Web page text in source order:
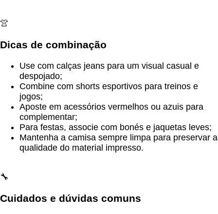
👚
Dicas de combinação
Use com calças jeans para um visual casual e
despojado;
Combine com shorts esportivos para treinos e
jogos;
Aposte em acessórios vermelhos ou azuis para
complementar;
Para festas, associe com bonés e jaquetas leves;
Mantenha a camisa sempre limpa para preservar a
qualidade do material impresso.
🔧
Cuidados e dúvidas comuns